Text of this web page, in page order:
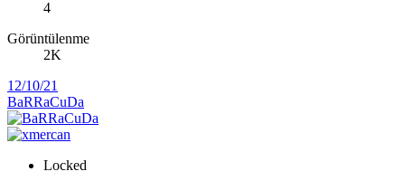
4
Görüntülenme
2K
12/10/21
BaRRaCuDa
Locked